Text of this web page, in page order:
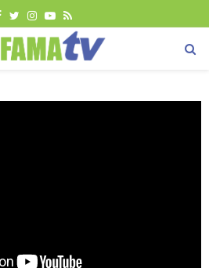
FACEBOOK
TWITTER
INSTAGRAM
YOUTUBE
RSS